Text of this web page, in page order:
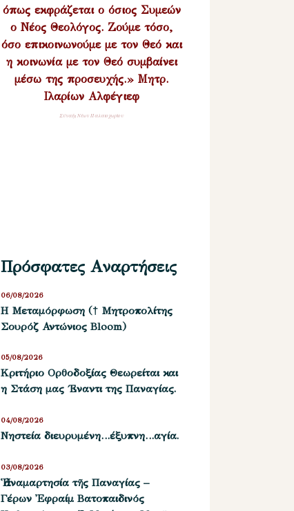
όπως εκφράζεται ο όσιος Συμεών
ο Νέος Θεολόγος. Ζούμε τόσο,
όσο επικοινωνούμε με τον Θεό και
η κοινωνία με τον Θεό συμβαίνει
μέσω της προσευχής.» Μητρ.
Ιλαρίων Αλφέγιεφ
Σύναξη Νέων Παλαιοχωρίου
Πρόσφατες Αναρτήσεις
Η Μεταμόρφωση († Μητροπολίτης
Σουρόζ Αντώνιος Bloom)
06/08/2026
Kριτήριο Oρθοδοξίας Θεωρείται και
η Στάση μας ΄Εναντι της Παναγίας.
05/08/2026
Νηστεία διευρυμένη…έξυπνη…αγία.
04/08/2026
Ἡ ἀναμαρτησία τῆς Παναγίας –
Γέρων Ἐφραίμ Βατοπαιδινός
03/08/2026